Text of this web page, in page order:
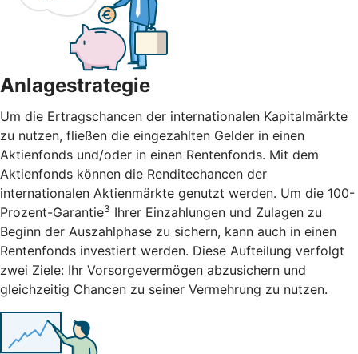
Anlagestrategie
Um die Ertragschancen der internationalen Kapitalmärkte
zu nutzen, fließen die eingezahlten Gelder in einen
Aktienfonds und/oder in einen Rentenfonds. Mit dem
Aktienfonds können die Renditechancen der
internationalen Aktienmärkte genutzt werden. Um die 100-
Prozent-Garantie3 Ihrer Einzahlungen und Zulagen zu
Beginn der Auszahlphase zu sichern, kann auch in einen
Rentenfonds investiert werden. Diese Aufteilung verfolgt
zwei Ziele: Ihr Vorsorgevermögen abzusichern und
gleichzeitig Chancen zu seiner Vermehrung zu nutzen.